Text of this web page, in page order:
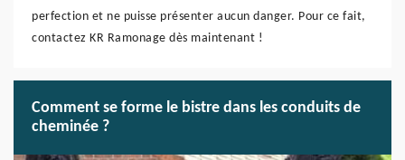
perfection et ne puisse présenter aucun danger. Pour ce fait,
contactez KR Ramonage dès maintenant !
Comment se forme le bistre dans les conduits de
cheminée ?